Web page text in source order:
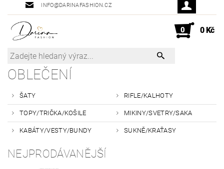
INFO@DARINAFASHION.CZ
0 0 Kč
OBLEČENÍ
ŠATY RIFLE/KALHOTY
TOPY/TRIČKA/KOŠILE MIKINY/SVETRY/SAKA
KABÁTY/VESTY/BUNDY SUKNĚ/KRAŤASY
NEJPRODÁVANĚJŠÍ